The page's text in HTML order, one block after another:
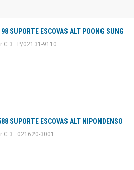
SUPORTE ESCOVAS ALT POONG SUNG
C 3 : P/02131-9110
SUPORTE ESCOVAS ALT NIPONDENSO
C 3 : 021620-3001